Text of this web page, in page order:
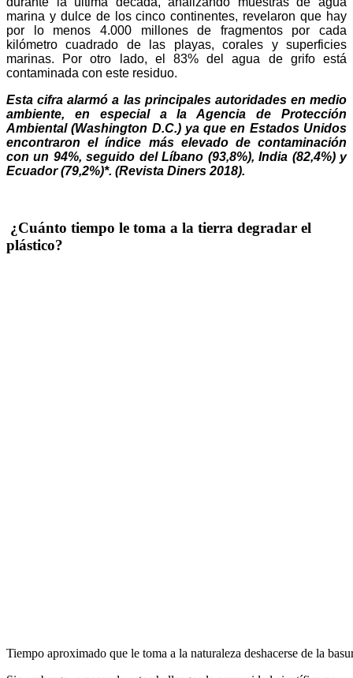
marina y dulce de los cinco continentes, revelaron que hay
por lo menos 4.000 millones de fragmentos por cada
kilómetro cuadrado de las playas, corales y superficies
marinas. Por otro lado, el 83% del agua de grifo está
contaminada con este residuo.
Esta cifra alarmó a las principales autoridades en medio
ambiente, en especial a la Agencia de Protección
Ambiental (Washington D.C.) ya que en Estados Unidos
encontraron el índice más elevado de contaminación
con un 94%, seguido del Líbano (93,8%), India (82,4%) y
Ecuador (79,2%)*. (Revista Diners 2018).
¿Cuánto tiempo le toma a la tierra degradar el
plástico?
Tiempo aproximado que le toma a la naturaleza deshacerse de la